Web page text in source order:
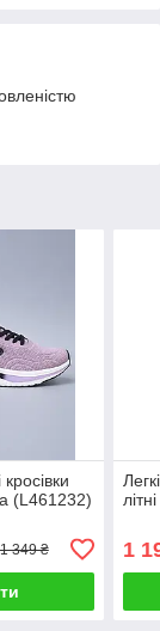
кросівки
(L461232)
1 349 ₴ 1